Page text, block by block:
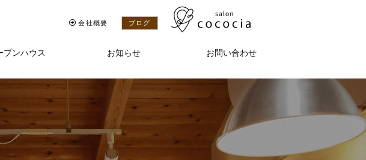
会社概要 ブログ
プンハウス お知らせ お問い合わせ